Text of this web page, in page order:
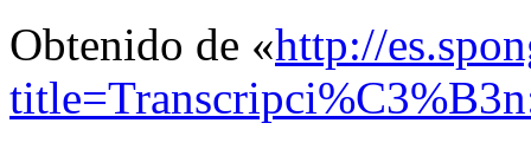
Obtenido de «http://